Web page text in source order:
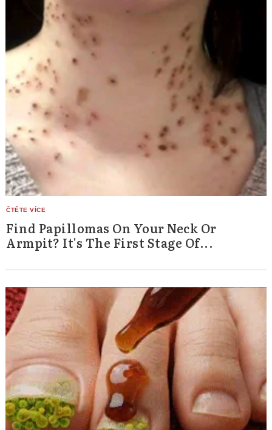
Find Papillomas On Your Neck Or
Armpit? It's The First Stage Of...